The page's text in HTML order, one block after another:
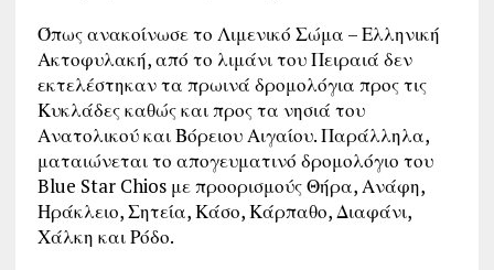
Όπως ανακοίνωσε το Λιμενικό Σώμα – Ελληνική
Ακτοφυλακή, από το λιμάνι του Πειραιά δεν
εκτελέστηκαν τα πρωινά δρομολόγια προς τις
Κυκλάδες καθώς και προς τα νησιά του
Ανατολικού και Βόρειου Αιγαίου. Παράλληλα,
ματαιώνεται το απογευματινό δρομολόγιο του
Blue Star Chios με προορισμούς Θήρα, Ανάφη,
Ηράκλειο, Σητεία, Κάσο, Κάρπαθο, Διαφάνι,
Χάλκη και Ρόδο.